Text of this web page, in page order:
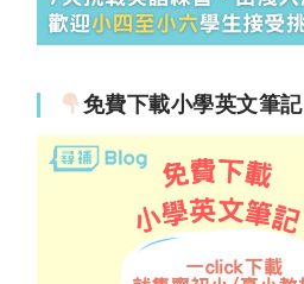
免費下載小學英文筆記